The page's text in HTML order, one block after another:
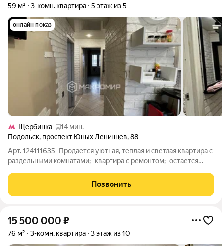
59 м² 3-комн. квартира 5 этаж из 5
онлайн показ
Щербинка
14 мин.
Подольск, проспект Юных Ленинцев,88
Арт. 124111635 -Продается уютная, теплая и светлая квартира с
раздельными комнатами; -квартира с ремонтом; -остается
шкаф; -окна выходят на разные стороны; -не угловая; -в доме
заменена
Позвонить
15 500 000 ₽
76 м² 3-комн. квартира 3 этаж из 10